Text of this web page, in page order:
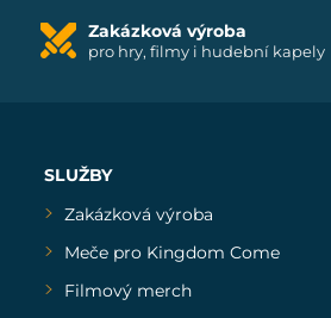
Zakázková výroba
pro hry, filmy i hudební kapely
SLUŽBY
Zakázková výroba
Meče pro Kingdom Come
Filmový merch